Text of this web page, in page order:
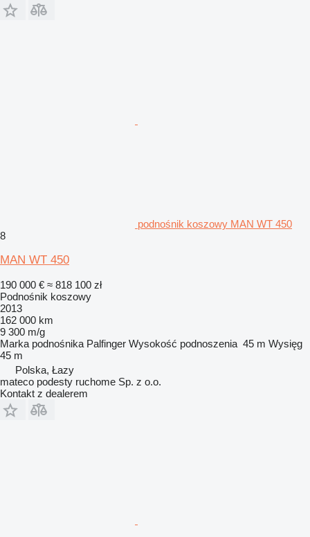
podnośnik koszowy MAN WT 450
8
MAN WT 450
190 000 € ≈ 818 100 zł
Podnośnik koszowy
2013
162 000 km
9 300 m/g
Marka podnośnika Palfinger Wysokość podnoszenia 45 m Wysięg
45 m
Polska, Łazy
mateco podesty ruchome Sp. z o.o.
Kontakt z dealerem